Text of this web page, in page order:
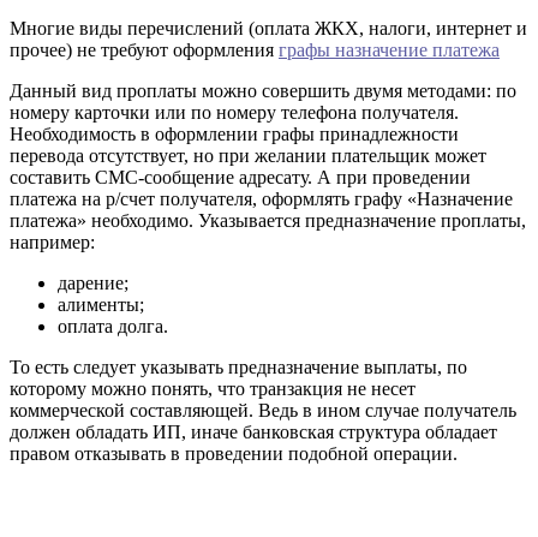
Многие виды перечислений (оплата ЖКХ, налоги, интернет и
прочее) не требуют оформления графы назначение платежа
Данный вид проплаты можно совершить двумя методами: по
номеру карточки или по номеру телефона получателя.
Необходимость в оформлении графы принадлежности
перевода отсутствует, но при желании плательщик может
составить СМС-сообщение адресату. А при проведении
платежа на р/счет получателя, оформлять графу «Назначение
платежа» необходимо. Указывается предназначение проплаты,
например:
дарение;
алименты;
оплата долга.
То есть следует указывать предназначение выплаты, по
которому можно понять, что транзакция не несет
коммерческой составляющей. Ведь в ином случае получатель
должен обладать ИП, иначе банковская структура обладает
правом отказывать в проведении подобной операции.